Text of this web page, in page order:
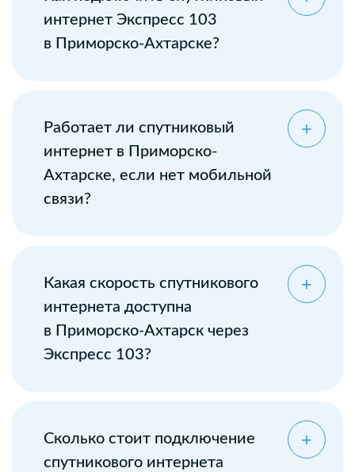
интернет Экспресс 103
в Приморско-Ахтарске?
Работает ли спутниковый
интернет в Приморско-
Ахтарске, если нет мобильной
связи?
Какая скорость спутникового
интернета доступна
в Приморско-Ахтарск через
Экспресс 103?
Сколько стоит подключение
спутникового интернета